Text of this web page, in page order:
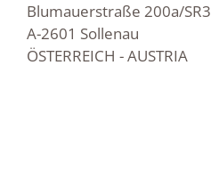
Blumauerstraße 200a/SR3
A-2601 Sollenau
ÖSTERREICH - AUSTRIA